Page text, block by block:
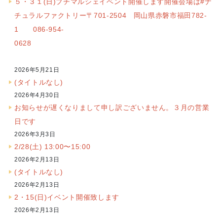
チュラルファクトリー〒701-2504 岡山県赤磐市福田782-
1 086-954-
0628
2026年5月21日
(タイトルなし)
2026年4月30日
お知らせが遅くなりまして申し訳ございません。３月の営業
日です
2026年3月3日
2/28(土) 13:00〜15:00
2026年2月13日
(タイトルなし)
2026年2月13日
2・15(日)イベント開催致します
2026年2月13日